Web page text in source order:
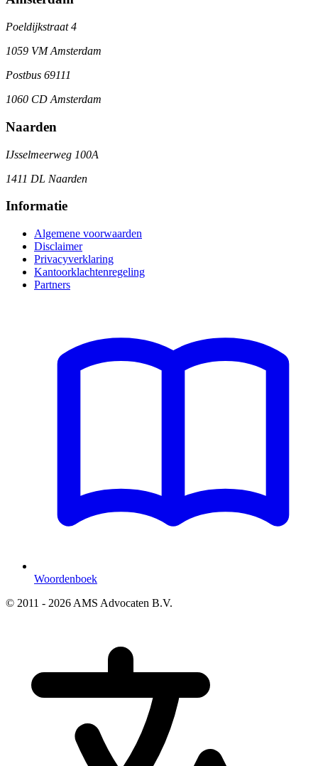
Poeldijkstraat 4
1059 VM Amsterdam
Postbus 69111
1060 CD Amsterdam
Naarden
IJsselmeerweg 100A
1411 DL Naarden
Informatie
Algemene voorwaarden
Disclaimer
Privacyverklaring
Kantoorklachtenregeling
Partners
Woordenboek
© 2011 - 2026 AMS Advocaten B.V.